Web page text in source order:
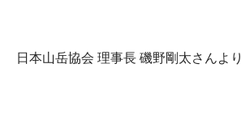
日本山岳協会 理事長 磯野剛太さんより